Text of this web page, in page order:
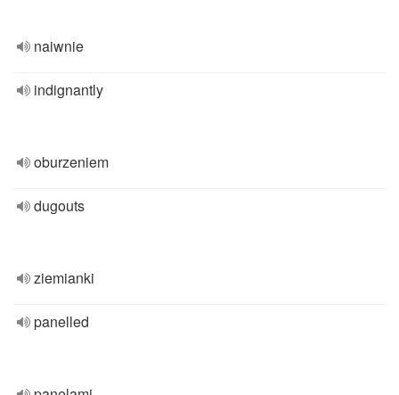
naiwnie
indignantly
oburzeniem
dugouts
ziemianki
panelled